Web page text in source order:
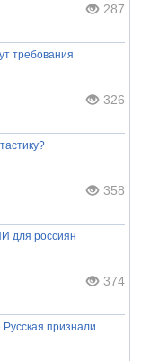
287
требования
326
358
для россиян
374
признали